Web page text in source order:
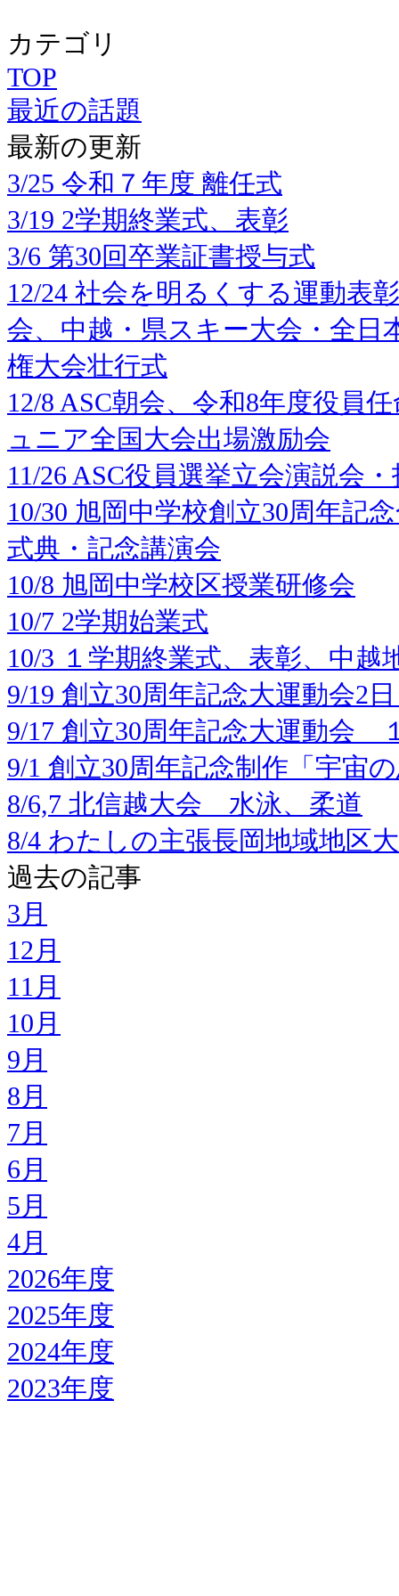
カテゴリ
TOP
最近の話題
最新の更新
3/25 令和７年度 離任式
3/19 2学期終業式、表彰
3/6 第30回卒業証書授与式
12/24 社会を明るくする運動表
会、中越・県スキー大会・全日
権大会壮行式
12/8 ASC朝会、令和8年度役員
ュニア全国大会出場激励会
11/26 ASC役員選挙立会演説会
10/30 旭岡中学校創立30周年記
式典・記念講演会
10/8 旭岡中学校区授業研修会
10/7 2学期始業式
10/3 １学期終業式、表彰、中越
9/19 創立30周年記念大運動会2
9/17 創立30周年記念大運動会
9/1 創立30周年記念制作「宇宙
8/6,7 北信越大会 水泳、柔道
8/4 わたしの主張長岡地域地区
過去の記事
3月
12月
11月
10月
9月
8月
7月
6月
5月
4月
2026年度
2025年度
2024年度
2023年度